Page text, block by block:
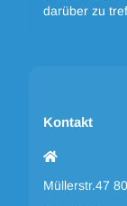
darüber zu
Kontakt
Müllerstr.47